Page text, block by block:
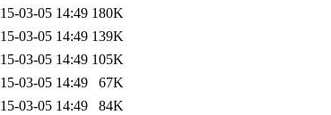
03-05 14:49 180K
03-05 14:49 139K
03-05 14:49 105K
03-05 14:49
67K
03-05 14:49
84K